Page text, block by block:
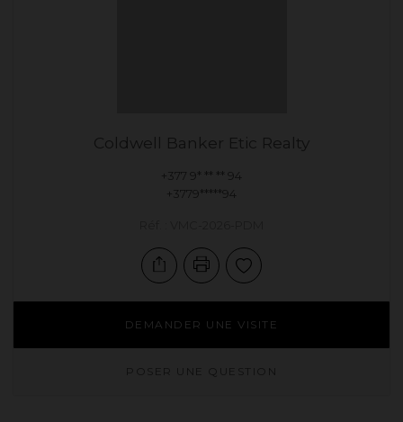
Coldwell Banker Etic Realty
+377 9* ** ** 94
+3779*****94
DEMANDER UNE VISITE
POSER UNE QUESTION